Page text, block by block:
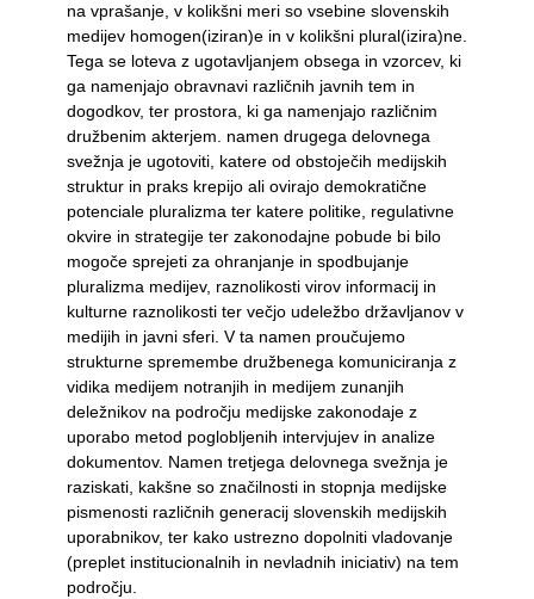
na vprašanje, v kolikšni meri so vsebine slovenskih
medijev homogen(iziran)e in v kolikšni plural(izira)ne.
Tega se loteva z ugotavljanjem obsega in vzorcev, ki
ga namenjajo obravnavi različnih javnih tem in
dogodkov, ter prostora, ki ga namenjajo različnim
družbenim akterjem. namen drugega delovnega
svežnja je ugotoviti, katere od obstoječih medijskih
struktur in praks krepijo ali ovirajo demokratične
potenciale pluralizma ter katere politike, regulativne
okvire in strategije ter zakonodajne pobude bi bilo
mogoče sprejeti za ohranjanje in spodbujanje
pluralizma medijev, raznolikosti virov informacij in
kulturne raznolikosti ter večjo udeležbo državljanov v
medijih in javni sferi. V ta namen proučujemo
strukturne spremembe družbenega komuniciranja z
vidika medijem notranjih in medijem zunanjih
deležnikov na področju medijske zakonodaje z
uporabo metod poglobljenih intervjujev in analize
dokumentov. Namen tretjega delovnega svežnja je
raziskati, kakšne so značilnosti in stopnja medijske
pismenosti različnih generacij slovenskih medijskih
uporabnikov, ter kako ustrezno dopolniti vladovanje
(preplet institucionalnih in nevladnih iniciativ) na tem
področju.